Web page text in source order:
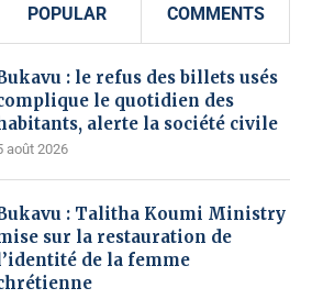
POPULAR COMMENTS
: le refus des billets usés
le quotidien des
alerte la société civile
août 2026
: Talitha Koumi Ministry
sur la restauration de
de la femme